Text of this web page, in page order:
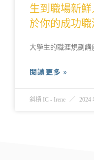
生到職場新
於你的成功職
大學生的職涯規劃講
閱讀更多 »
斜槓 IC - Irene 2024